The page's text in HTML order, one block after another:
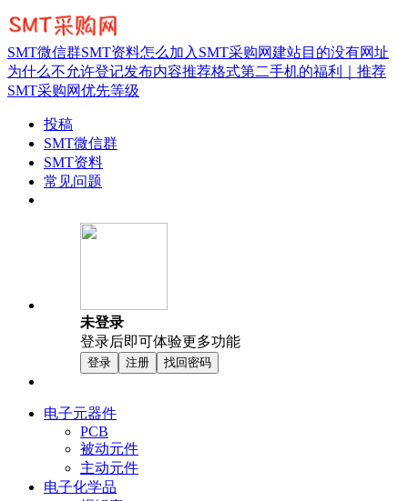
SMT微信群SMT资料怎么加入SMT采购网建站目的没有网址
为什么不允许登记发布内容推荐格式第二手机的福利｜推荐
SMT采购网优先等级
投稿
SMT微信群
SMT资料
常见问题
未登录
登录后即可体验更多功能
登录 注册 找回密码
电子元器件
PCB
被动元件
主动元件
电子化学品